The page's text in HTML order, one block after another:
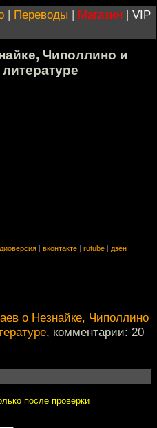
| Переводы | Магазин | VIP
Чиполлино и
вконтакте rutube дзен
о Незнайке, Чиполлино
, комментарии: 20
после проверки